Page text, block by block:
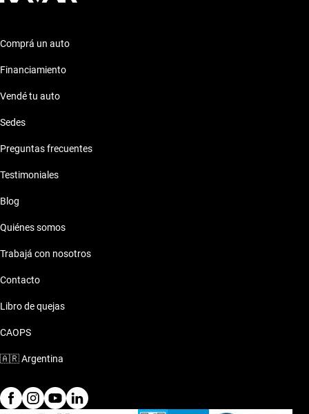
Comprá un auto
Financiamiento
Vendé tu auto
Sedes
Preguntas frecuentes
Testimoniales
Blog
Quiénes somos
Trabajá con nosotros
Contacto
Libro de quejas
CAOPS
🇦🇷Argentina